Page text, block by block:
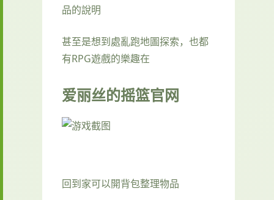
品的說明
甚至是想到處亂跑地圖探索，也都
有RPG遊戲的樂趣在
爱丽丝的摇篮官网
回到家可以開背包整理物品